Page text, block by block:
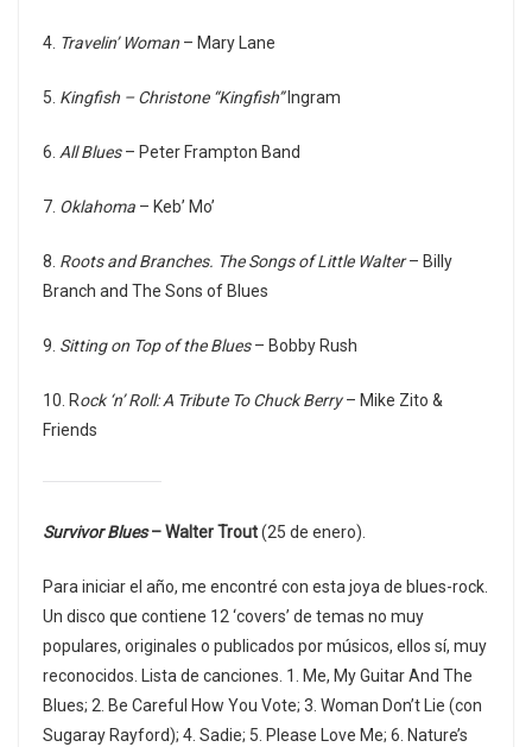
4. Travelin’ Woman – Mary Lane
5. Kingfish – Christone “Kingfish”Ingram
6. All Blues– Peter Frampton Band
7. Oklahoma – Keb’ Mo’
8. Roots and Branches. The Songs of Little Walter– Billy
Branch and The Sons of Blues
9. Sitting on Top of the Blues– Bobby Rush
10. Rock ‘n’ Roll: A Tribute To Chuck Berry– Mike Zito &
Friends
Survivor Blues– Walter Trout(25 de enero).
Para iniciar el año, me encontré con esta joya de blues-rock.
Un disco que contiene 12 ‘covers’ de temas no muy
populares, originales o publicados por músicos, ellos sí, muy
reconocidos. Lista de canciones. 1. Me, My Guitar And The
Blues; 2. Be Careful How You Vote; 3. Woman Don’t Lie (con
Sugaray Rayford); 4. Sadie; 5. Please Love Me; 6. Nature’s